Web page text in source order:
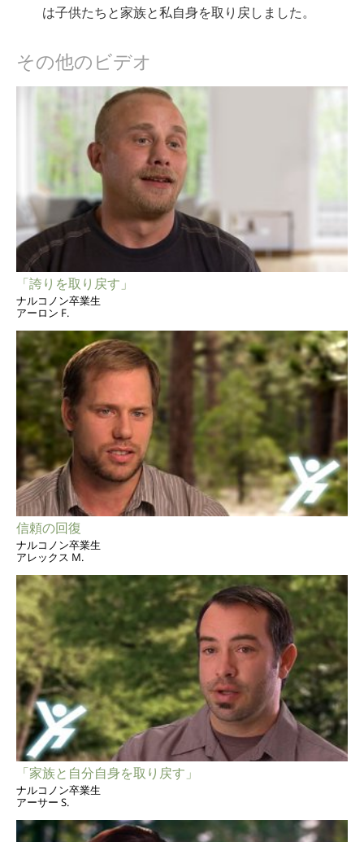
は子供たちと家族と私自身を取り戻しました。
その他のビデオ
「誇りを取り戻す」
ナルコノン卒業生
アーロン F.
信頼の回復
ナルコノン卒業生
アレックス M.
「家族と自分自身を取り戻す」
ナルコノン卒業生
アーサー S.